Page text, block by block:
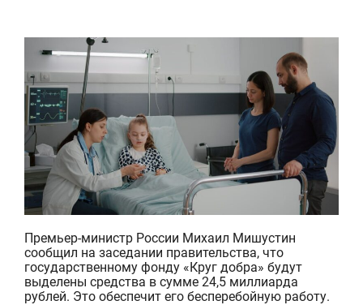
Премьер-министр России Михаил Мишустин
сообщил на заседании правительства, что
государственному фонду «Круг добра» будут
выделены средства в сумме 24,5 миллиарда
рублей. Этообеспечит его бесперебойную работу.